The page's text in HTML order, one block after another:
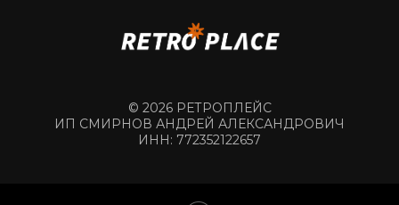
© 2026 РЕТРОПЛЕЙС
ИП СМИРНОВ АНДРЕЙ АЛЕКСАНДРОВИЧ
ИНН: 772352122657